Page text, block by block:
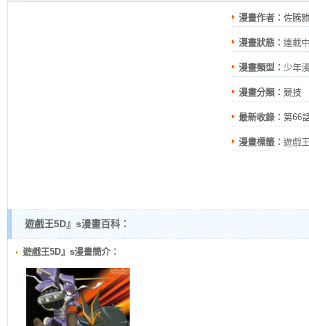
漫畫作者： 佐騰
漫畫狀態： 連載
漫畫類型： 少年
漫畫分類： 競技
最新收錄： 第66
漫畫標籤： 遊戲
遊戲王5D』s漫畫百科：
遊戲王5D』s漫畫簡介：